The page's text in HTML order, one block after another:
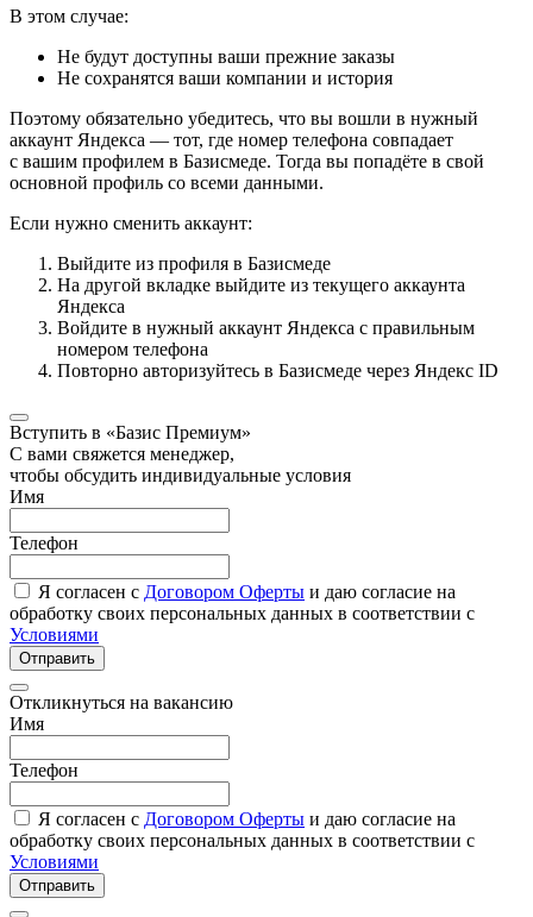
В этом случае:
Не будут доступны ваши прежние заказы
Не сохранятся ваши компании и история
Поэтому обязательно убедитесь, что вы вошли в нужный
аккаунт Яндекса — тот, где номер телефона совпадает
с вашим профилем в Базисмеде. Тогда вы попадёте в свой
основной профиль со всеми данными.
Если нужно сменить аккаунт:
Выйдите из профиля в Базисмеде
На другой вкладке выйдите из текущего аккаунта
Яндекса
Войдите в нужный аккаунт Яндекса с правильным
номером телефона
Повторно авторизуйтесь в Базисмеде через Яндекс ID
Вступить в «Базис Премиум»
С вами свяжется менеджер,
чтобы обсудить индивидуальные условия
Имя
Телефон
Я согласен с Договором Оферты и даю согласие на
обработку своих персональных данных в соответствии с
Условиями
Отправить
Откликнуться на вакансию
Имя
Телефон
Я согласен с Договором Оферты и даю согласие на
обработку своих персональных данных в соответствии с
Условиями
Отправить